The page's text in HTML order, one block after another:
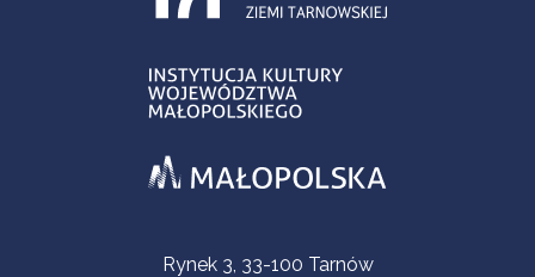
Informacje kontaktoweRynek 3, 33-100 Tarnów